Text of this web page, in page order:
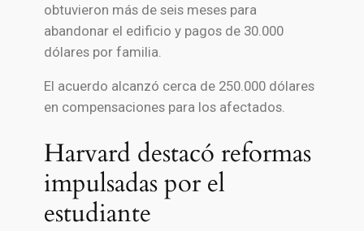
obtuvieron más de seis meses para
abandonar el edificio y pagos de 30.000
dólares por familia.
El acuerdo alcanzó cerca de 250.000 dólares
en compensaciones para los afectados.
Harvard destacó reformas
impulsadas por el
estudiante